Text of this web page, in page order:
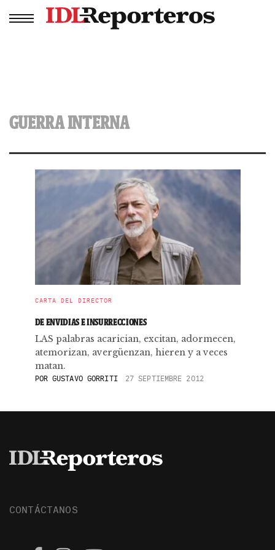
GUERRA INTERNA
CARTA DEL DIRECTOR
DE ENVIDIAS E INSURRECCIONES
LAS palabras acarician, excitan, adormecen,
atemorizan, avergüenzan, hieren y a veces
matan.
POR GUSTAVO GORRITI 27 SEPTIEMBRE 2012
CONTÁCTANOS